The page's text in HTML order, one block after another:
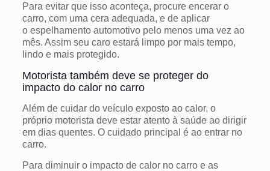
Para evitar que isso aconteça, procure encerar o
carro, com uma cera adequada, e de aplicar
o espelhamento automotivo pelo menos uma vez ao
mês. Assim seu caro estará limpo por mais tempo,
lindo e mais protegido.
Motorista também deve se proteger do
impacto do calor no carro
Além de cuidar do veículo exposto ao calor, o
próprio motorista deve estar atento à saúde ao dirigir
em dias quentes. O cuidado principal é ao entrar no
carro.
Para diminuir o impacto de calor no carro e as